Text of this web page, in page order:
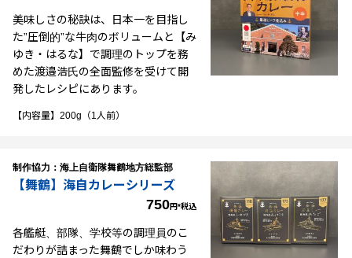
美味しさの秘訣は、日本一を目指し
た”圧倒的”な牛肉のボリュームと【み
ゆき・はるな】で調理のトップを務
めた渡邉浩氏の全面監修を受けて開
発したレシピにあります。
【内容量】200g（1人前）
制作協力：海上自衛隊舞鶴地方総監部
【舞鶴】海自カレーシリーズ
750円*税込
各艦艇、部隊、学校等の調理員のこ
だわりが詰まった舞鶴でしか味わう